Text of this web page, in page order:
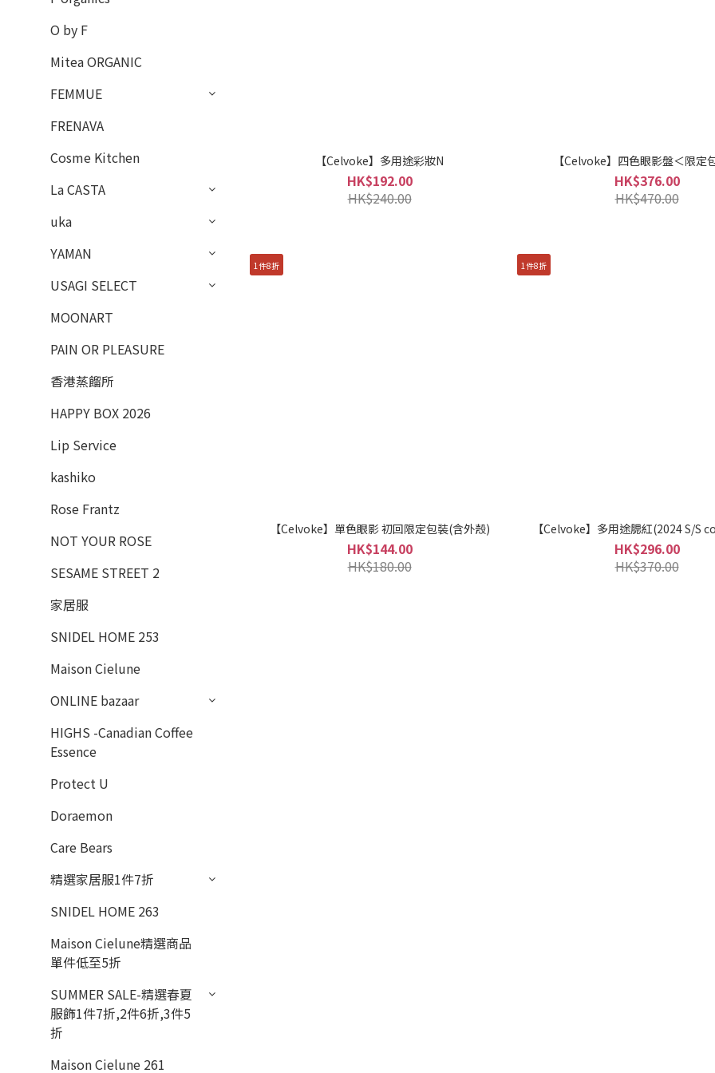
O by F
Mitea ORGANIC
FEMMUE
FRENAVA
Cosme Kitchen
La CASTA
uka
YAMAN
USAGI SELECT
MOONART
PAIN OR PLEASURE
香港蒸餾所
HAPPY BOX 2026
Lip Service
kashiko
Rose Frantz
NOT YOUR ROSE
SESAME STREET 2
家居服
SNIDEL HOME 253
Maison Cielune
ONLINE bazaar
HIGHS -Canadian Coffee
Essence
Protect U
Doraemon
Care Bears
精選家居服1件7折
SNIDEL HOME 263
Maison Cielune精選商品
單件低至5折
SUMMER SALE-精選春夏
服飾1件7折,2件6折,3件5
折
Maison Cielune 261
【Celvoke】多用途彩妝N
HK$192.00
HK$240.00
【Celvoke】四色眼影盤＜限定
HK$376.00
HK$470.00
1件8折
【Celvoke】單色眼影 初回限定包裝(含外殼)
HK$144.00
HK$180.00
1件8折
【Celvoke】多用途腮紅(2024 S/S
HK$296.00
HK$370.00